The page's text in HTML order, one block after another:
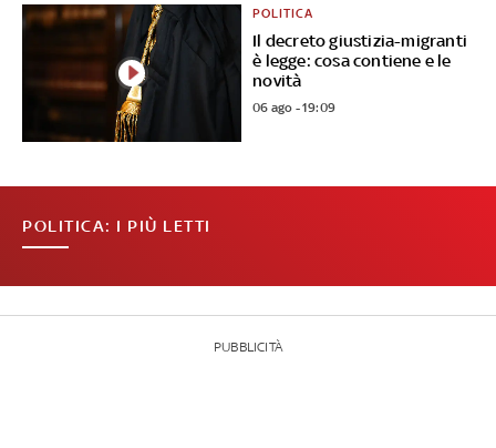
Il decreto giustizia-migranti
è legge: cosa contiene e le
novità
POLITICA
06 ago - 19:09
POLITICA: I PIÙ LETTI
PUBBLICITÀ